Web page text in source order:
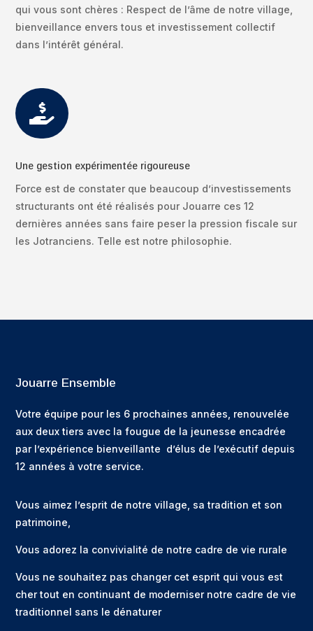
qui vous sont chères : Respect de l’âme de notre village,
bienveillance envers tous et investissement collectif
dans l’intérêt général.

Une gestion expérimentée rigoureuse
Force est de constater que beaucoup d’investissements
structurants ont été réalisés pour Jouarre ces 12
dernières années sans faire peser la pression fiscale sur
les Jotranciens. Telle est notre philosophie.
Jouarre Ensemble
Votre équipe pour les 6 prochaines années, renouvelée
aux deux tiers avec la fougue de la jeunesse encadrée
par l’expérience bienveillante d’élus de l’exécutif depuis
12 années à votre service.
Vous aimez l’esprit de notre village, sa tradition et son
patrimoine,
Vous adorez la convivialité de notre cadre de vie rurale
Vous ne souhaitez pas changer cet esprit qui vous est
cher tout en continuant de moderniser notre cadre de vie
traditionnel sans le dénaturer